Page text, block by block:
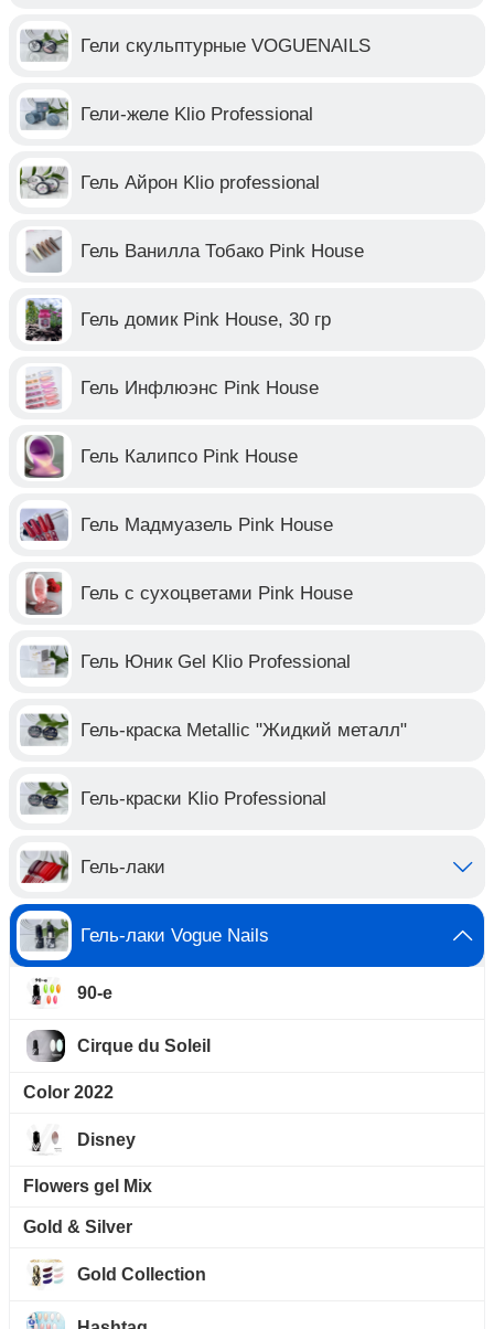
Гели скульптурные VOGUENAILS
Гели-желе Klio Professional
Гель Айрон Klio professional
Гель Ванилла Тобако Pink House
Гель домик Pink House, 30 гр
Гель Инфлюэнс Pink House
Гель Калипсо Pink House
Гель Мадмуазель Pink House
Гель с сухоцветами Pink House
Гель Юник Gel Klio Professional
Гель-краска Metallic "Жидкий металл"
Гель-краски Klio Professional
Гель-лаки
Гель-лаки Vogue Nails
90-е
Cirque du Soleil
Color 2022
Disney
Flowers gel Mix
Gold & Silver
Gold Collection